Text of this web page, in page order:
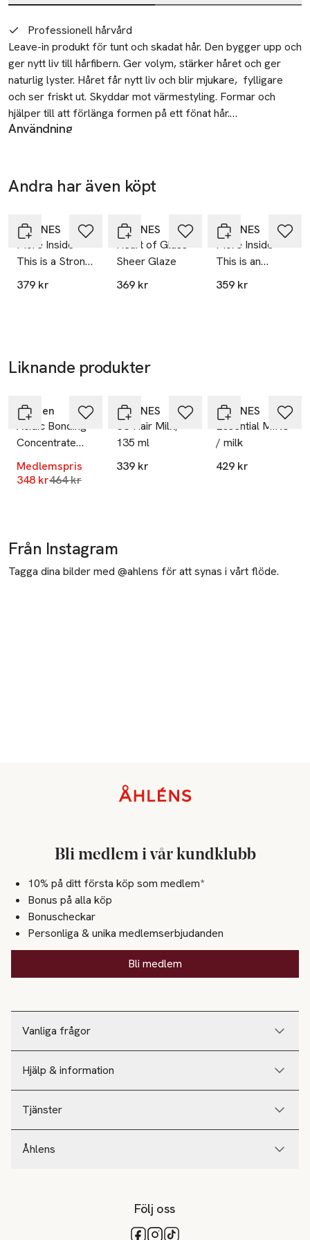
Beskrivning
Professionell hårvård
Leave-in produkt för tunt och skadat hår. Den bygger upp och
ger nytt liv till hårfibern. Ger volym, stärker håret och ger
naturlig lyster. Håret får nytt liv och blir mjukare,  fylligare
och ser friskt ut. Skyddar mot värmestyling. Formar och
hjälper till att förlänga formen på ett fönat hår.
ger volym och stärker hårfibern.
Värmeaktiverad molekyl: Stänger fjällskiktet och skyddar
Mousse: Lätt att applicera - täcker hela håret jämnt.
Användning: Ca 3-4 pumpar. Appliceras efter schampo,
balsam och eventuell hårbottensprodukt och före hårvård
Användning
och styling. Kan mixas med andra produkter för att skapa en
ny service på salong. Kan mixas med Davines produkter
Tillverkare
Davines
Parma 8PR CAP 43126
Mobilnummer
SKU: 90395712
Andra har även köpt
DAVINES
More Inside
This is a Strong
Hair Spray
379 kr
DAVINES
Heart of Glass
Sheer Glaze
369 kr
DAVINES
More Inside
This is an
Invisible no Gas
359 kr
Liknande produkter
Redken
Acidic Bonding
Concentrate
Leave-In
Treatment
Medlemspris
348 krLägsta pris 30 dagar
464 kr
DAVINES
SU Hair Milk,
135 ml
339 kr
DAVINES
Essential MINU
/ milk
429 kr
Från Instagram
Tagga dina bilder med @ahlens för att synas i vårt flöde.
Vanliga frågor
Hjälp & information
Tjänster
Åhlens
Bli medlem i vår kundklubb
10% på ditt första köp som medlem*
Bonus på alla köp
Bonuscheckar
Personliga & unika medlemserbjudanden
Bli medlem
Följ oss